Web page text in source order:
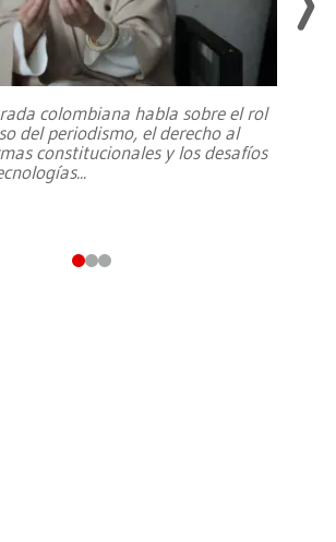
colombiana habla sobre el rol
del periodismo, el derecho al
constitucionales y los desafíos
...